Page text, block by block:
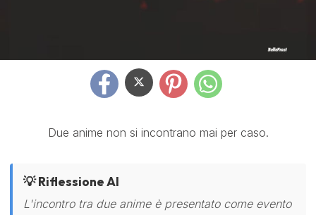
Due anime non si incontrano mai per caso.
💡 Riflessione AI
L'incontro tra due anime è presentato come evento